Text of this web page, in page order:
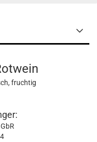
fruchtig